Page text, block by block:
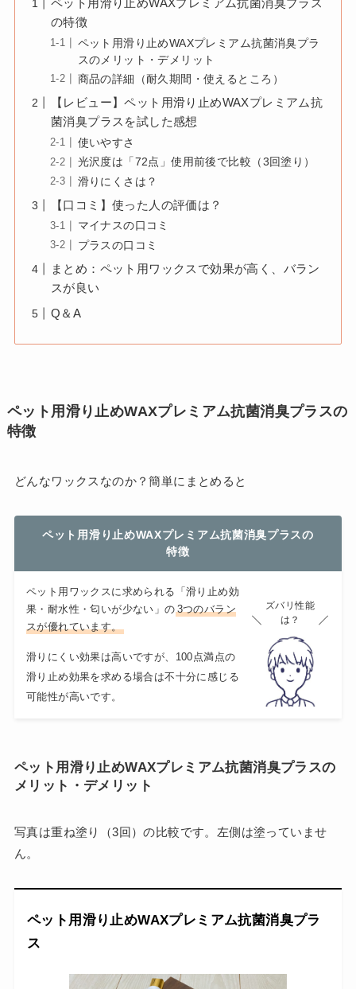
ペット用滑り止めWAXプレミアム抗菌消臭プラス
の特徴
ペット用滑り止めWAXプレミアム抗菌消臭プラ
スのメリット・デメリット
商品の詳細（耐久期間・使えるところ）
【レビュー】ペット用滑り止めWAXプレミアム抗
菌消臭プラスを試した感想
使いやすさ
光沢度は「72点」使用前後で比較（3回塗り）
滑りにくさは？
【口コミ】使った人の評価は？
マイナスの口コミ
プラスの口コミ
まとめ：ペット用ワックスで効果が高く、バラン
スが良い
Q＆A
ペット用滑り止めWAXプレミアム抗菌消臭プラスの
特徴
どんなワックスなのか？簡単にまとめると
ペット用滑り止めWAXプレミアム抗菌消臭プラスの
特徴
ペット用ワックスに求められる「滑り止め効
果・耐水性・匂いが少ない」の3つのバラン
スが優れています。
滑りにくい効果は高いですが、100点満点の
滑り止め効果を求める場合は不十分に感じる
可能性が高いです。
ズバリ性能
は？
ペット用滑り止めWAXプレミアム抗菌消臭プラスの
メリット・デメリット
写真は重ね塗り（3回）の比較です。左側は塗っていませ
ん。
ペット用滑り止めWAXプレミアム抗菌消臭プラ
ス